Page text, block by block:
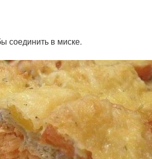
соединить в миске.